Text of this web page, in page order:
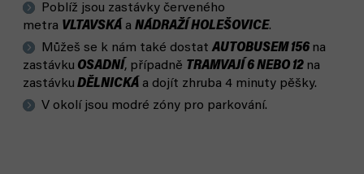
Poblíž jsou zastávky červeného
metra VLTAVSKÁ a NÁDRAŽÍ HOLEŠOVICE.
Můžeš se k nám také dostatAUTOBUSEM 156 na
zastávku OSADNÍ, případně TRAMVAJÍ 6 NEBO 12 na
zastávku DĚLNICKÁ a dojít zhruba 4 minuty pěšky.
V okolí jsou modré zóny pro parkování.